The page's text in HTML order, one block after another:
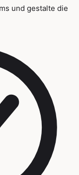
und gestalte die